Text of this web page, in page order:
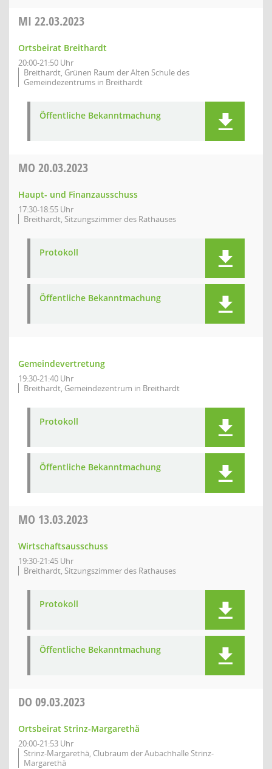
MI 22.03.2023
Ortsbeirat Breithardt
20:00-21:50 Uhr
Breithardt, Grünen Raum der Alten Schule des
Gemeindezentrums in Breithardt
Öffentliche Bekanntmachung
MO 20.03.2023
Haupt- und Finanzausschuss
17:30-18:55 Uhr
Breithardt, Sitzungszimmer des Rathauses
Protokoll
Öffentliche Bekanntmachung
Gemeindevertretung
19:30-21:40 Uhr
Breithardt, Gemeindezentrum in Breithardt
Protokoll
Öffentliche Bekanntmachung
MO 13.03.2023
Wirtschaftsausschuss
19:30-21:45 Uhr
Breithardt, Sitzungszimmer des Rathauses
Protokoll
Öffentliche Bekanntmachung
DO 09.03.2023
Ortsbeirat Strinz-Margarethä
20:00-21:53 Uhr
Strinz-Margarethä, Clubraum der Aubachhalle Strinz-
Margarethä